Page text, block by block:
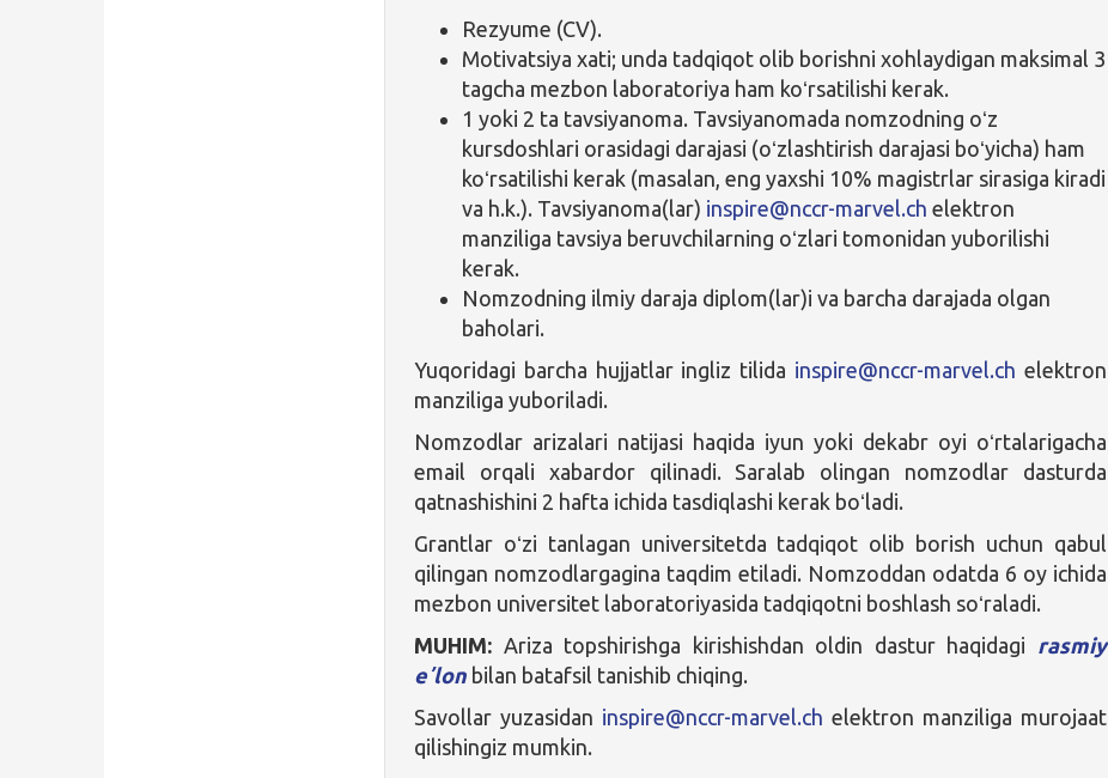
Rezyume (CV).
Motivatsiya xati; unda tadqiqot olib borishni xohlaydigan maksimal 3
tagcha mezbon laboratoriya ham koʻrsatilishi kerak.
1 yoki 2 ta tavsiyanoma. Tavsiyanomada nomzodning oʻz
kursdoshlari orasidagi darajasi (oʻzlashtirish darajasi boʻyicha) ham
koʻrsatilishi kerak (masalan, eng yaxshi 10% magistrlar sirasiga kiradi
va h.k.). Tavsiyanoma(lar) inspire@nccr-marvel.ch elektron
manziliga tavsiya beruvchilarning oʻzlari tomonidan yuborilishi
kerak.
Nomzodning ilmiy daraja diplom(lar)i va barcha darajada olgan
baholari.
Yuqoridagi barcha hujjatlar ingliz tilida inspire@nccr-marvel.ch elektron
manziliga yuboriladi.
Nomzodlar arizalari natijasi haqida iyun yoki dekabr oyi oʻrtalarigacha
email orqali xabardor qilinadi. Saralab olingan nomzodlar dasturda
qatnashishini 2 hafta ichida tasdiqlashi kerak boʻladi.
Grantlar oʻzi tanlagan universitetda tadqiqot olib borish uchun qabul
qilingan nomzodlargagina taqdim etiladi. Nomzoddan odatda 6 oy ichida
mezbon universitet laboratoriyasida tadqiqotni boshlash soʻraladi.
MUHIM: Ariza topshirishga kirishishdan oldin dastur haqidagi
rasmiy
eʼlon bilan batafsil tanishib chiqing.
Savollar yuzasidan inspire@nccr-marvel.ch elektron manziliga murojaat
qilishingiz mumkin.